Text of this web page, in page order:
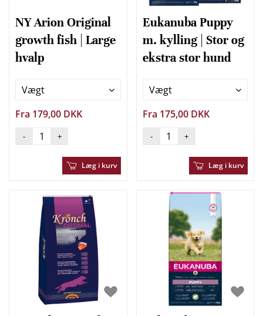
NY Arion Original
growth fish | Large
hvalp
Vægt
Fra 179,00 DKK
- +
Læg i kurv
Eukanuba Puppy
m. kylling | Stor og
ekstra stor hund
Vægt
Fra 175,00 DKK
- +
Læg i kurv